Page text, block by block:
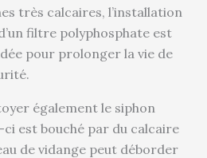
très calcaires, l’installation
filtre polyphosphate est
pour prolonger la vie de
également le siphon
ci est bouché par du calcaire
de vidange peut déborder